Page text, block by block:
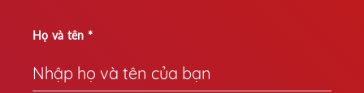
Họ và tên *